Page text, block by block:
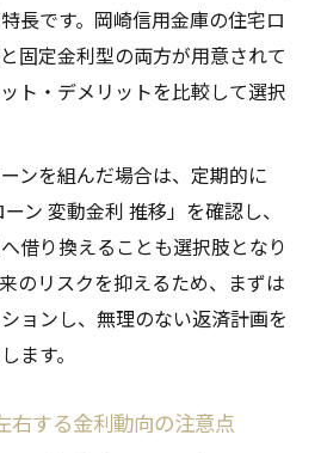
長です。岡崎信用金庫の住宅ロ
固定金利型の両方が用意されて
ト・デメリットを比較して選択
ンを組んだ場合は、定期的に
ン 変動金利 推移」を確認し、
借り換えることも選択肢となり
のリスクを抑えるため、まずは
ョンし、無理のない返済計画を
ます。
右する金利動向の注意点